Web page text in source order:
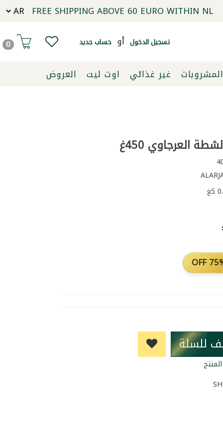
FREE SHIPPING ABOVE 60 EURO WITHIN NL
تسجيل الدخول أو حساب جديد 0
المشروبات غير غذائي اوت ليت
العروض
العرجاوي 450غ
75%
للسلة